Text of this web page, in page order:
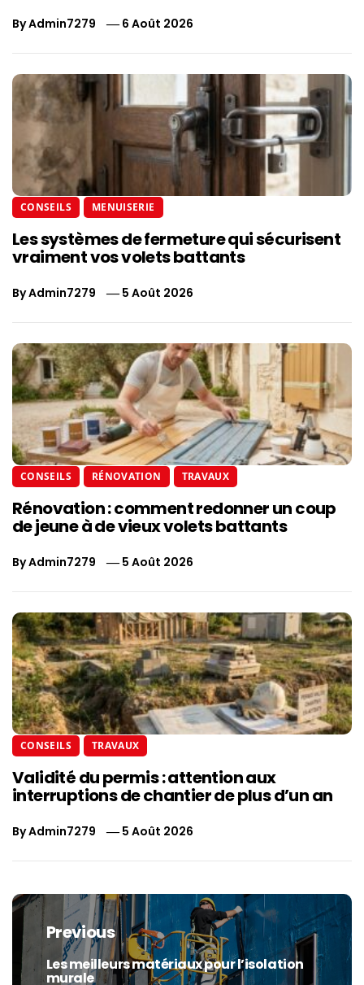
ByAdmin7279 6 Août 2026
CONSEILS MENUISERIE
Les systèmes de fermeture qui sécurisent
vraiment vos volets battants
ByAdmin7279 5 Août 2026
CONSEILS RÉNOVATION TRAVAUX
Rénovation : comment redonner un coup
de jeune à de vieux volets battants
ByAdmin7279 5 Août 2026
CONSEILS TRAVAUX
Validité du permis : attention aux
interruptions de chantier de plus d’un an
ByAdmin7279 5 Août 2026
Navigation
de
l’article
Previous
Previous
Les meilleurs matériaux pour l’isolation
murale